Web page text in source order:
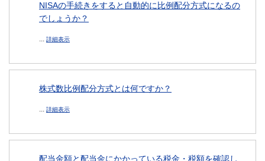
NISAの手続きをすると自動的に比例配分方式になるの
でしょうか？
... 詳細表示
株式数比例配分方式とは何ですか？
... 詳細表示
配当金額と配当金にかかっている税金・税額を確認し